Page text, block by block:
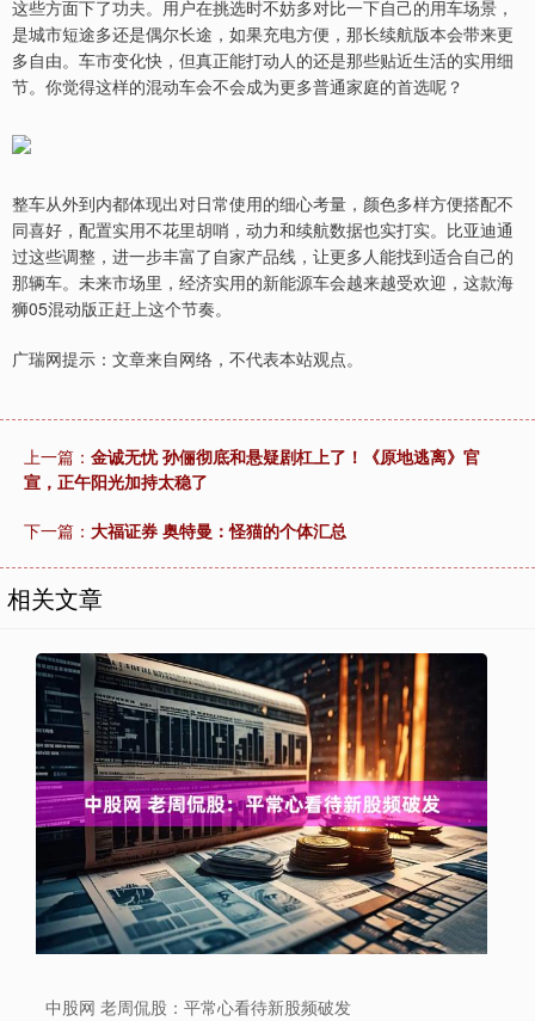
这些方面下了功夫。用户在挑选时不妨多对比一下自己的用车场景，
是城市短途多还是偶尔长途，如果充电方便，那长续航版本会带来更
多自由。车市变化快，但真正能打动人的还是那些贴近生活的实用细
节。你觉得这样的混动车会不会成为更多普通家庭的首选呢？
整车从外到内都体现出对日常使用的细心考量，颜色多样方便搭配不
同喜好，配置实用不花里胡哨，动力和续航数据也实打实。比亚迪通
过这些调整，进一步丰富了自家产品线，让更多人能找到适合自己的
那辆车。未来市场里，经济实用的新能源车会越来越受欢迎，这款海
狮05混动版正赶上这个节奏。
广瑞网提示：文章来自网络，不代表本站观点。
上一篇： 金诚无忧 孙俪彻底和悬疑剧杠上了！《原地逃离》官
宣，正午阳光加持太稳了
下一篇： 大福证券 奥特曼：怪猫的个体汇总
相关文章
中股网 老周侃股：平常心看待新股频破发